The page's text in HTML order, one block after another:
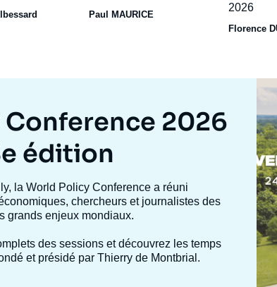
Paul MAURICE
2026
Florence
2026
édition
la World Policy Conference a réuni
chercheurs et journalistes des
grands enjeux mondiaux.
des sessions et découvrez les temps
et présidé par Thierry de Montbrial.
mis